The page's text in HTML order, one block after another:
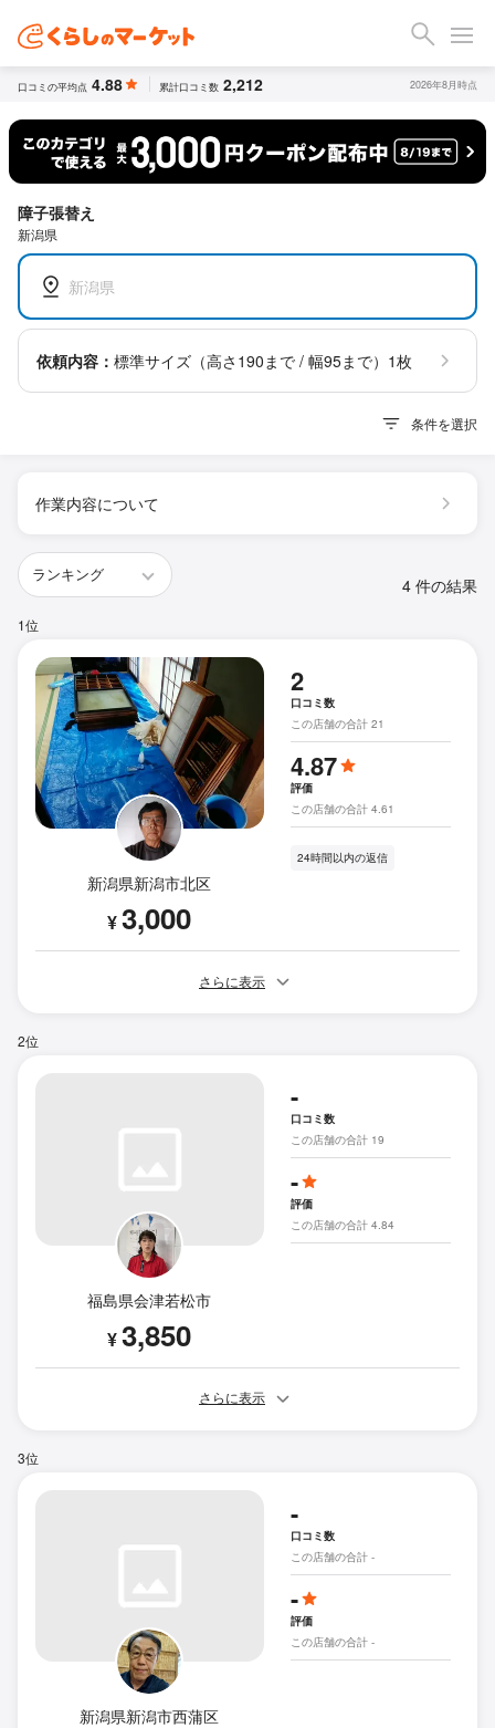
口コミの平均点 4.88 累計口コミ数 2,212 2026年8月時点
障子張替え
新潟県
新潟県
依頼内容： 標準サイズ（高さ190まで / 幅95まで）1枚
条件を選択
作業内容について
4 件の結果
1位
新潟県新潟市北区
¥3,000
2
口コミ数
この店舗の合計 21
4.87
評価
この店舗の合計 4.61
24時間以内の返信
さらに表示
2位
福島県会津若松市
¥3,850
-
口コミ数
この店舗の合計 19
-
評価
この店舗の合計 4.84
さらに表示
3位
新潟県新潟市西蒲区
-
口コミ数
この店舗の合計 -
-
評価
この店舗の合計 -